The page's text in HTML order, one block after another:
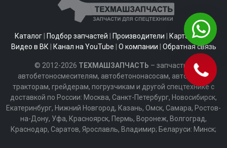
Каталог| Подбор запчастей Производители Карта сайта
Видео в ВК| Канал на YouTube О компании Обратная связь
© 2012-2026 ТЕХМАШЗАПЧАСТЬ – запчасти к
автобетоносмесителям, автобетононасосам, автобусам,
тракторам, грейдерам, погрузчикам и другой спецтехнике с
доставкой по России: Москва, Санкт-Петербург, Новосибирск,
Екатеринбург, Нижний Новгород, Казань, Омск, Самара, Ростов-
на-Дону, Уфа, Красноярск, Пермь, Воронеж, Волгоград,
Краснодар, Саратов, Ярославль, Владимир; Беларуси: Минск;